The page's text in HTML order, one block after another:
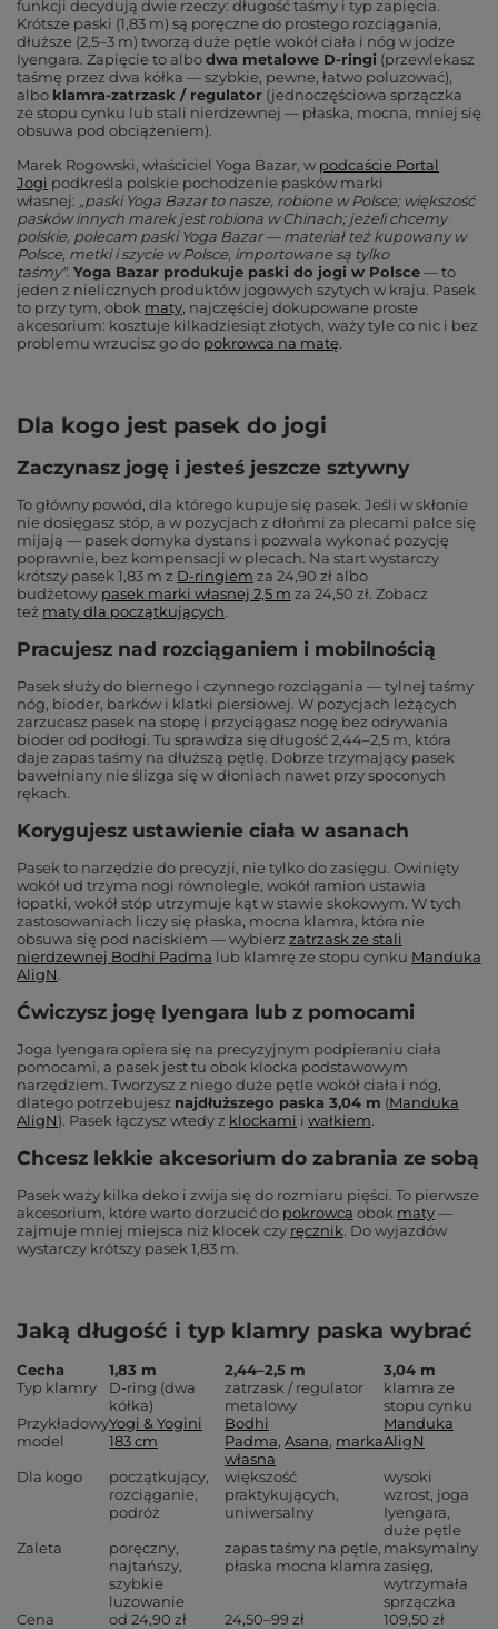
funkcji decydują dwie rzeczy: długość taśmy i typ zapięcia.
Krótsze paski (1,83 m) są poręczne do prostego rozciągania,
dłuższe (2,5–3 m) tworzą duże pętle wokół ciała i nóg w jodze
Iyengara. Zapięcie to albodwa metalowe D-ringi (przewlekasz
taśmę przez dwa kółka — szybkie, pewne, łatwo poluzować),
albo klamra-zatrzask / regulator (jednoczęściowa sprzączka
ze stopu cynku lub stali nierdzewnej — płaska, mocna, mniej się
obsuwa pod obciążeniem).
Marek Rogowski, właściciel Yoga Bazar, w podcaście Portal
Jogi podkreśla polskie pochodzenie pasków marki
własnej:
„paski Yoga Bazar to nasze, robione w Polsce; większość
pasków innych marek jest robiona w Chinach; jeżeli chcemy
polskie, polecam paski Yoga Bazar — materiał też kupowany w
Polsce, metki i szycie w Polsce, importowane są tylko
taśmy". Yoga Bazar produkuje paski do jogi w Polsce— to
jeden z nielicznych produktów jogowych szytych w kraju. Pasek
to przy tym, obok maty, najczęściej dokupowane proste
akcesorium: kosztuje kilkadziesiąt złotych, waży tyle co nic i bez
problemu wrzucisz go do pokrowca na matę.
Dla kogo jest pasek do jogi
Zaczynasz jogę i jesteś jeszcze sztywny
To główny powód, dla którego kupuje się pasek. Jeśli w skłonie
nie dosięgasz stóp, a w pozycjach z dłońmi za plecami palce się
mijają — pasek domyka dystans i pozwala wykonać pozycję
poprawnie, bez kompensacji w plecach. Na start wystarczy
krótszy pasek 1,83 m z D-ringiem za 24,90 zł albo
budżetowy pasek marki własnej 2,5 m za 24,50 zł. Zobacz
też maty dla początkujących.
Pracujesz nad rozciąganiem i mobilnością
Pasek służy do biernego i czynnego rozciągania — tylnej taśmy
nóg, bioder, barków i klatki piersiowej. W pozycjach leżących
zarzucasz pasek na stopę i przyciągasz nogę bez odrywania
bioder od podłogi. Tu sprawdza się długość 2,44–2,5 m, która
daje zapas taśmy na dłuższą pętlę. Dobrze trzymający pasek
bawełniany nie ślizga się w dłoniach nawet przy spoconych
rękach.
Korygujesz ustawienie ciała w asanach
Pasek to narzędzie do precyzji, nie tylko do zasięgu. Owinięty
wokół ud trzyma nogi równolegle, wokół ramion ustawia
łopatki, wokół stóp utrzymuje kąt w stawie skokowym. W tych
zastosowaniach liczy się płaska, mocna klamra, która nie
obsuwa się pod naciskiem — wybierz zatrzask ze stali
nierdzewnej Bodhi Padma lub klamrę ze stopu cynku Manduka
AligN.
Ćwiczysz jogę Iyengara lub z pomocami
Joga Iyengara opiera się na precyzyjnym podpieraniu ciała
pomocami, a pasek jest tu obok klocka podstawowym
narzędziem. Tworzysz z niego duże pętle wokół ciała i nóg,
dlatego potrzebujesz najdłuższego paska 3,04 m (Manduka
AligN). Pasek łączysz wtedy z klockami i wałkiem.
Chcesz lekkie akcesorium do zabrania ze sobą
Pasek waży kilka deko i zwija się do rozmiaru pięści. To pierwsze
akcesorium, które warto dorzucić do pokrowca obok maty—
zajmuje mniej miejsca niż klocek czy ręcznik. Do wyjazdów
wystarczy krótszy pasek 1,83 m.
Jaką długość i typ klamry paska wybrać
Cecha 1,83 m 2,44–2,5 m
3,04 m
Typ klamry
D-ring (dwa
kółka)
zatrzask / regulator
metalowy
klamra ze
stopu cynku
Przykładowy
model
Yogi & Yogini
183 cm
Bodhi
Padma, Asana, marka
własna
Manduka
AligN
Dla kogo
początkujący,
rozciąganie,
podróż
większość
praktykujących,
uniwersalny
wysoki
wzrost, joga
Iyengara,
duże pętle
Zaleta
poręczny,
najtańszy,
szybkie
luzowanie
zapas taśmy na pętle,
płaska mocna klamra
maksymalny
zasięg,
wytrzymała
sprzączka
Cena
od 24,90 zł 24,50–99 zł
109,50 zł